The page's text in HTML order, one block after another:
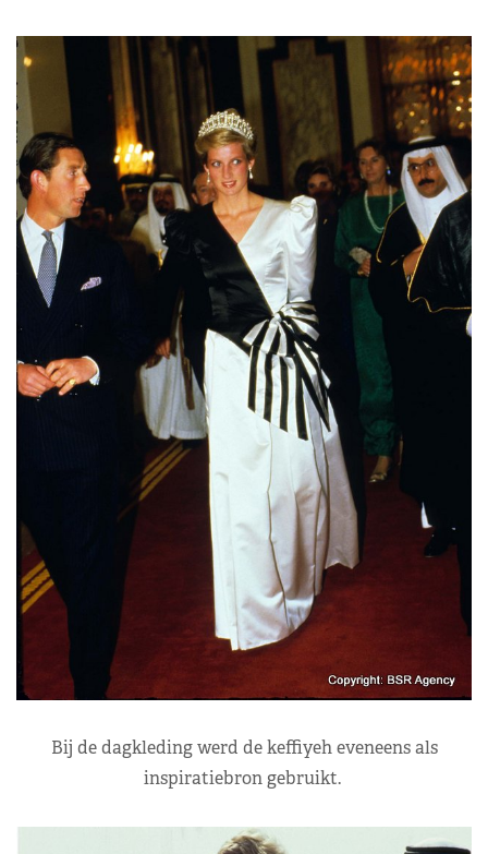
Bij de dagkleding werd de keffiyeh eveneens als
inspiratiebron gebruikt.